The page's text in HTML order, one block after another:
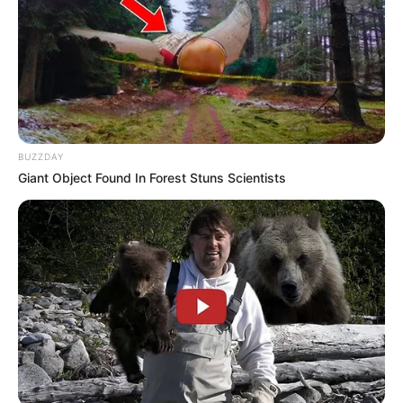
авторизуватись.
Погода
Ужгород
давление:
ветер:
Погода на 10 дней отsinoptik.ua
Новини
BUZZDAY
Giant Object Found In Forest Stuns Scientists